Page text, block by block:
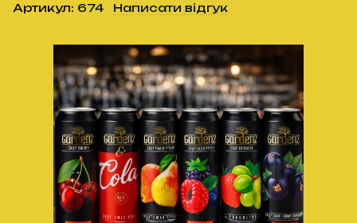
Артикул: 674 Написати відгук